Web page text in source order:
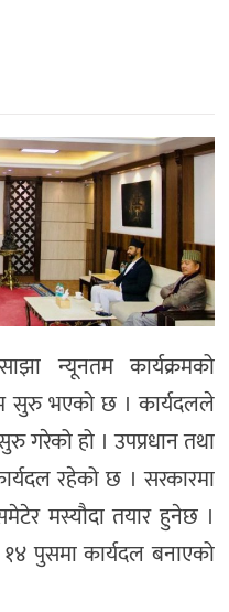
न्यूनतम कार्यक्रमको
सुरु भएको छ । कार्यदलले
हो । उपप्रधान तथा
रहेको छ । सरकारमा
मस्यौदा तयार हुनेछ ।
पुसमा कार्यदल बनाएको